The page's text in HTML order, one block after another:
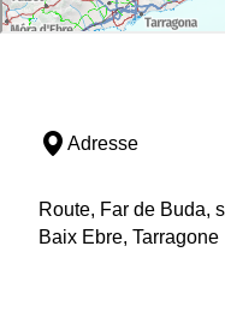
Adresse
Route, Far de Buda,
Baix Ebre, Tarragone